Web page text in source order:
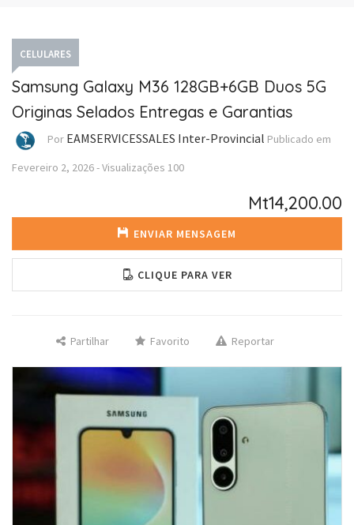
CELULARES
Samsung Galaxy M36 128GB+6GB Duos 5G
Originas Selados Entregas e Garantias
Por EAMSERVICESSALES Inter-Provincial Publicado em
Fevereiro 2, 2026-Visualizações 100
Mt14,200.00
ENVIAR MENSAGEM
CLIQUE PARA VER
Partilhar Favorito Reportar